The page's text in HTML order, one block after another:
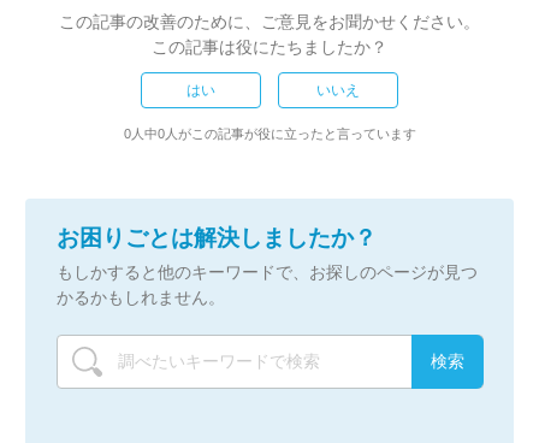
この記事の改善のために、ご意見をお聞かせください。
この記事は役にたちましたか？
はい いいえ
0人中0人がこの記事が役に立ったと言っています
お困りごとは解決しましたか？
もしかすると他のキーワードで、お探しのページが見つ
かるかもしれません。